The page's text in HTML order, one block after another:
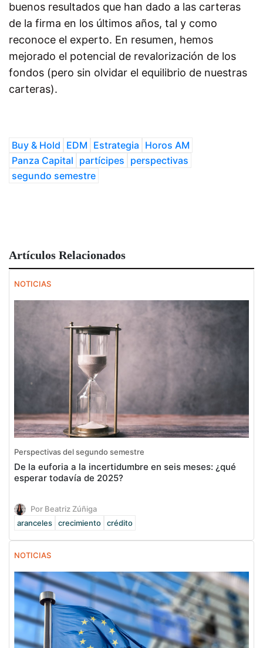
buenos resultados que han dado a las carteras
de la firma en los últimos años, tal y como
reconoce el experto. En resumen, hemos
mejorado el potencial de revalorización de los
fondos (pero sin olvidar el equilibrio de nuestras
carteras).
Buy & Hold EDM Estrategia Horos AM
Panza Capital partícipes perspectivas
segundo semestre
Artículos Relacionados
NOTICIAS
Perspectivas del segundo semestre
De la euforia a la incertidumbre en seis meses: ¿qué
esperar todavía de 2025?
Por Beatriz Zúñiga
aranceles
crecimiento crédito
NOTICIAS